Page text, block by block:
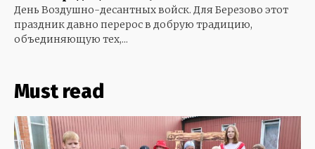
День Воздушно-десантных войск. Для Березово этот
праздник давно перерос в добрую традицию,
объединяющую тех,...
Must read